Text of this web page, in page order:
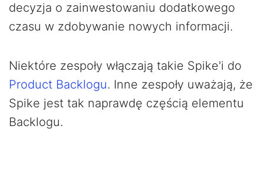
decyzja o zainwestowaniu dodatkowego
czasu w zdobywanie nowych informacji.
Niektóre zespoły włączają takie Spike'i do
Product Backlogu. Inne zespoły uważają, że
Spike jest tak naprawdę częścią elementu
Backlogu.